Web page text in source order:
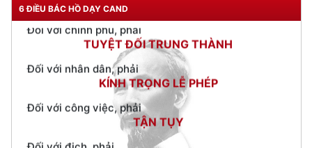
6 ĐIỀU BÁC HỒ DẠY CAND
Đối với nhân dân, phải
KÍNH TRỌNG LỄ PHÉP
Đối với công việc, phải
TẬN TỤY
CƯƠNG QUYẾT, KHÔN KHÉO
Trích thư Chủ tịch Hồ Chí Minh